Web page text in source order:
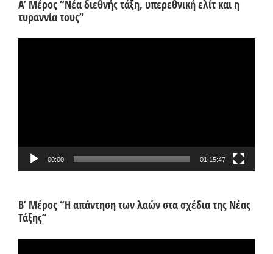
Α’ Μέρος “Νέα διεθνής τάξη, υπερεθνική ελίτ και η
τυραννία τους”
00:00 01:15:47
Β’ Μέρος “Η απάντηση των λαών στα σχέδια της Νέας
Τάξης”